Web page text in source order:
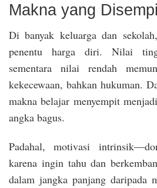
Makna yang
Di banyak keluarga dan
penentu harga diri. Nilai
sementara nilai rendah
kekecewaan, bahkan hukuman.
makna belajar menyempit
angka bagus.
Padahal, motivasi
karena ingin tahu dan
dalam jangka panjang daripada